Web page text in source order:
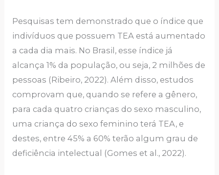
Pesquisas tem demonstrado que o índice que
indivíduos que possuem TEA está aumentado
a cada dia mais. No Brasil, esse índice já
alcança 1% da população, ou seja, 2 milhões de
pessoas (Ribeiro, 2022). Além disso, estudos
comprovam que, quando se refere a gênero,
para cada quatro crianças do sexo masculino,
uma criança do sexo feminino terá TEA, e
destes, entre 45% a 60% terão algum grau de
deficiência intelectual (Gomes et al., 2022).